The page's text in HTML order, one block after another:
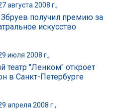
августа 2008 г.,
получил премию за
искусство
июля 2008 г.,
театр "Ленком" откроет
в Санкт-Петербурге
апреля 2008 г.,